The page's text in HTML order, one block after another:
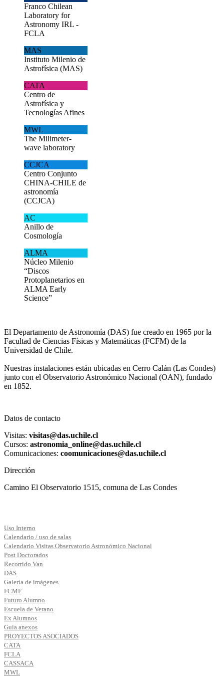
Franco Chilean
Laboratory for
Astronomy IRL -
FCLA
MAS
Instituto Milenio de
Astrofísica (MAS)
CATA
Centro de
Astrofísica y
Tecnologías Afines
MWL
The Milimeter-
wave laboratory
CCJCA
Centro Conjunto
CHINA-CHILE de
astronomía
(CCJCA)
AC
Anillo de
Cosmología
ALMA
Núcleo Milenio
“Discos
Protoplanetarios en
ALMA Early
Science”
El Departamento de Astronomía (DAS) fue creado en 1965 por la
Facultad de Ciencias Físicas y Matemáticas (FCFM) de la
Universidad de Chile.
Nuestras instalaciones están ubicadas en Cerro Calán (Las Condes)
junto con el Observatorio Astronómico Nacional (OAN), fundado
en 1852.
Datos de contacto
Visitas: visitas@das.uchile.cl
Cursos: astronomia_online@das.uchile.cl
Comunicaciones: coomunicaciones@das.uchile.cl
Dirección
Camino El Observatorio 1515, comuna de Las Condes
Uso Interno
Calendario / uso de salas
Calendario Visitas Observatorio Astronómico Nacional
Post Doctorados
Recorrido Van
DAS
Galería de imágenes
FCMF
Futuro Alumno
Escuela de Verano
Ex Alumnos
Guía anexos
PROYECTOS ASOCIADOS
CATA
FCLA
CASSACA
MWL